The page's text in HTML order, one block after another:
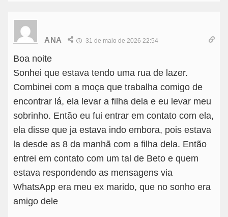
ANA 31 de maio de 2026 22:54
Boa noite
Sonhei que estava tendo uma rua de lazer.
Combinei com a moça que trabalha comigo de
encontrar lá, ela levar a filha dela e eu levar meu
sobrinho. Então eu fui entrar em contato com ela,
ela disse que ja estava indo embora, pois estava
la desde as 8 da manhã com a filha dela. Então
entrei em contato com um tal de Beto e quem
estava respondendo as mensagens via
WhatsApp era meu ex marido, que no sonho era
amigo dele